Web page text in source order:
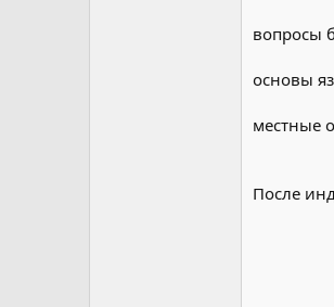
вопросы
основы
местные
После